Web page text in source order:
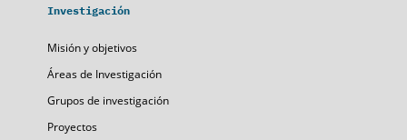
Investigación
Misión y objetivos
Áreas de Investigación
Grupos de investigación
Proyectos